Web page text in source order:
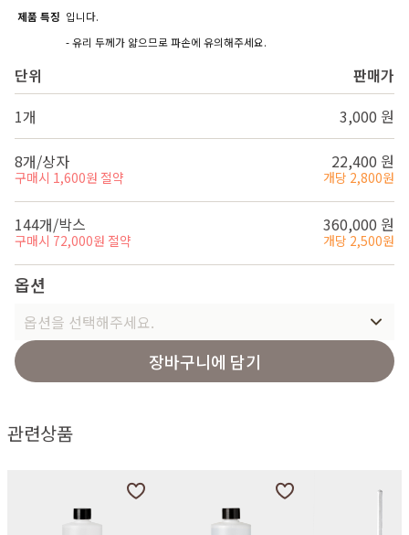
제품 특징 입니다.
- 유리 두께가 얇으므로 파손에 유의해주세요.
단위
판매가
1개
3,000 원
8개/상자
구매시 1,600원 절약
22,400 원
개당 2,800원
144개/박스
구매시 72,000원 절약
360,000 원
개당 2,500원
옵션
옵션을 선택해주세요.
장바구니에 담기
관련상품